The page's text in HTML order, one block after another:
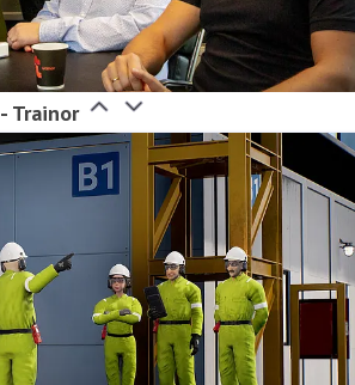
Trainor